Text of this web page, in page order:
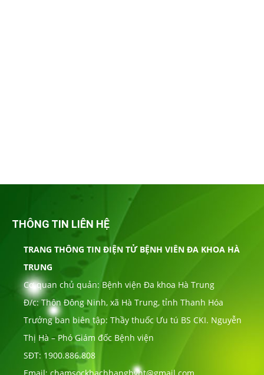
THÔNG TIN LIÊN HỆ
TRANG THÔNG TIN ĐIỆN TỬ BỆNH VIÊN ĐA KHOA HÀ
TRUNG
Cơ quan chủ quản: Bệnh viện Đa khoa Hà Trung
Đ/c: Thôn Đông Ninh, xã Hà Trung, tỉnh Thanh Hóa
Trưởng ban biên tập: Thầy thuốc Ưu tú BS CKI. Nguyễn
Thị Hà – Phó Giám đốc Bệnh viện
SĐT: 1900.886.808